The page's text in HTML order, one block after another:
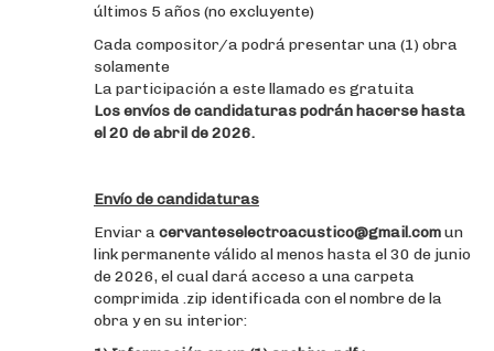
últimos 5 años (no excluyente)
Cada compositor/a podrá presentar una (1) obra
solamente
La participación a este llamado es gratuita
Los envíos de candidaturas podrán hacerse hasta
el 20 de abril de 2026.
Envío de candidaturas
Enviar acervanteselectroacustico@gmail.comun
link permanente válido al menos hasta el 30 de junio
de 2026, el cual dará acceso a una carpeta
comprimida .zip identificada con el nombre de la
obra y en su interior: